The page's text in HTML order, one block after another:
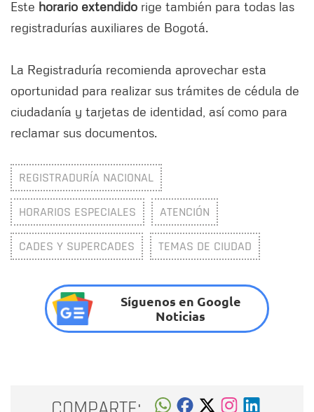
Este horario extendido rige también para todas las
registradurías auxiliares de Bogotá.
La Registraduría recomienda aprovechar esta
oportunidad para realizar sus trámites de cédula de
ciudadanía y tarjetas de identidad, así como para
reclamar sus documentos.
REGISTRADURÍA NACIONAL
HORARIOS ESPECIALES ATENCIÓN
CADES Y SUPERCADES TEMAS DE CIUDAD
Síguenos en Google
Noticias